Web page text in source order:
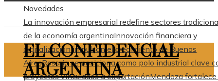
Novedades
La innovación empresarial redefine sectores
de la economía argentinaInnovación financiera y
digitalización impulsan el crecimiento de Buenos
AiresRosario se posiciona como polo industrial clave
proyectos vinculados a exportaciónMendoza fortalece
EL CONFIDENCIAL
ARGENTINA